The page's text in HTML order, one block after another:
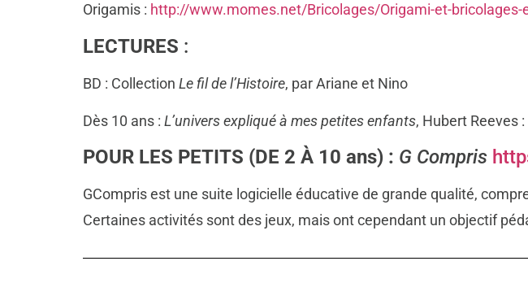
Origamis : http://www.momes.net/Bricolages/Origami-et-bricolages-
LECTURES :
BD : Collection Le fil de l’Histoire, par Ariane et Nino
Dès 10 ans : L’univers expliqué à mes petites enfants, Hubert Reeves :
POUR LES PETITS (DE 2 À 10 ans) : G Compris
GCompris est une suite logicielle éducative de grande qualité,
Certaines activités sont des jeux, mais ont cependant un objectif